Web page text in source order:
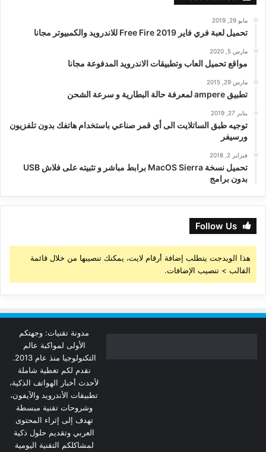
مايو 29, 2019
تحميل لعبة فري فاير Free Fire 2019 للاندرويد والكمبيوتر مجانا
مارس 5, 2020
مواقع تحميل العاب وتطبيقات الاندرويد المدفوعة مجانا
مارس 29, 2015
تطبيق ampere لمعرفة حالة البطارية و سرعة الشحن
يناير 27, 2019
توجيه طبق الساتلايت الى أي قمر صناعي باستخدام هاتفك بدون تلفزيون
ورسيفر
فبراير 2, 2018
تحميل نسخة MacOS Sierra برابط مباشر و تثبيته على فلاش USB
بدون برامج
Follow Us
هذا الويدجت يتطلب إضافة أرقام لايت، يمكنك تنصيبها من خلال قائمة
القالب > تنصيب الإضافات.
مدونة تقنيات: وجهتكم
الأولى لمواكبة عالم
التكنولوجيا منذ عام 2013.
نقدم لكم تغطية شاملة
لأحدث أخبار الهواتف الذكية،
تطبيقات الأندرويد والآيفون،
وشروحات تقنية مبسطة
تهدف إلى إثراء المحتوى
العربي وتقديم حلول ذكية
لمشاكلكم التقنية اليومية